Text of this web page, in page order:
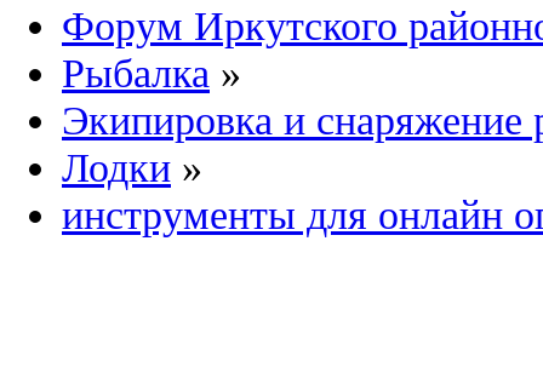
Форум Иркутского
Рыбалка »
Экипировка и снаряжение
Лодки »
инструменты для онлайн